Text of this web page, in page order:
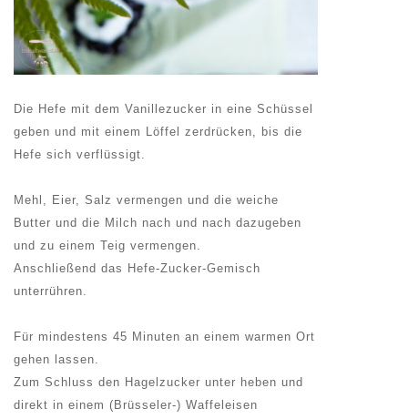
Die Hefe mit dem Vanillezucker in eine Schüssel
geben und mit einem Löffel zerdrücken, bis die
Hefe sich verflüssigt.
Mehl, Eier, Salz vermengen und die weiche
Butter und die Milch nach und nach dazugeben
und zu einem Teig vermengen.
Anschließend das Hefe-Zucker-Gemisch
unterrühren.
Für mindestens 45 Minuten an einem warmen Ort
gehen lassen.
Zum Schluss den Hagelzucker unter heben und
direkt in einem (Brüsseler-) Waffeleisen